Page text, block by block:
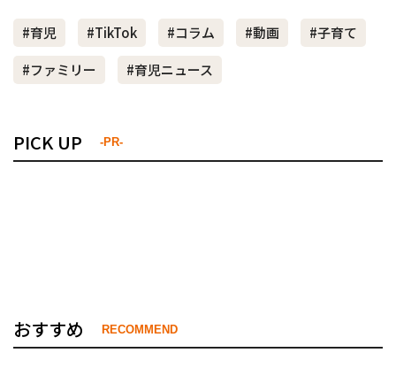
#育児 #TikTok #コラム #動画
#子育て
#ファミリー
#育児ニュース
PICK UP -PR-
おすすめ RECOMMEND